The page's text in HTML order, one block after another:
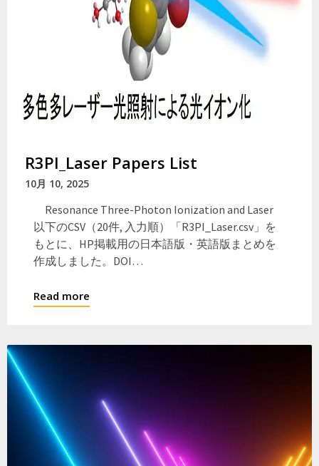
R3PI_Laser Papers List
10月 10, 2025
Resonance Three-Photon Ionization and Laser
以下のCSV（20件, 入力順）「R3PI_Laser.csv」を
もとに、HP掲載用の日本語版・英語版まとめを
作成しました。DOI…
Read more